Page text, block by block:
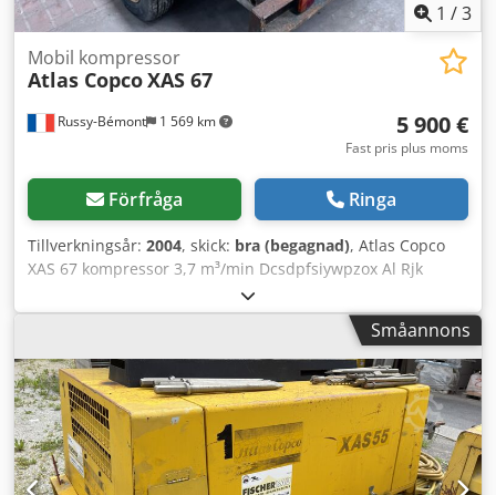
1 /3
Russy-Bémont 1 569 km
Mobil kompressor
Atlas CopcoXAS 67
5 900 €
Fast pris plus moms
Förfråga Ringa
Tillverkningsår: 2004, skick: bra (begagnad), Atlas Copco
XAS 67 kompressor 3,7 m³/min Dcsdpfsiywpzox Al Rjk
Drifttimmar: 2 371 h Deutz-motor Typ: diesel
Småannons